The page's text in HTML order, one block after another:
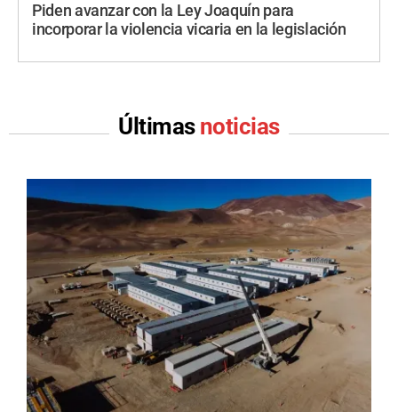
Piden avanzar con la Ley Joaquín para
incorporar la violencia vicaria en la legislación
Últimas noticias